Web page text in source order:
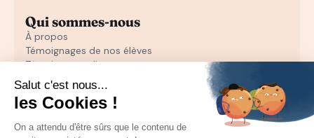
Qui sommes-nous
À propos
Témoignages de nos élèves
Témoignages d'entrepreneurs
Découvrir
Notre initiation au closing offerte
Notre formation en closing